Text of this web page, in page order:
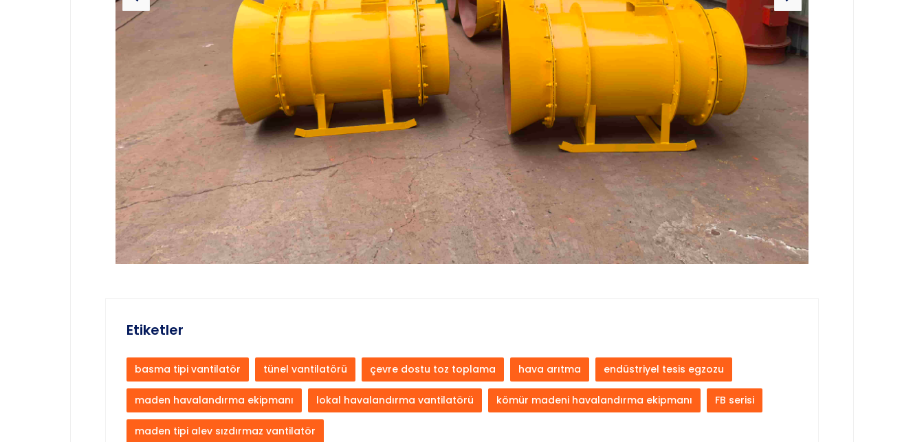
Etiketler
basma tipi vantilatör tünel vantilatörü çevre dostu toz toplama hava arıtma endüstriyel tesis egzozu
maden havalandırma ekipmanı lokal havalandırma vantilatörü kömür madeni havalandırma ekipmanı FB serisi
maden tipi alev sızdırmaz vantilatör